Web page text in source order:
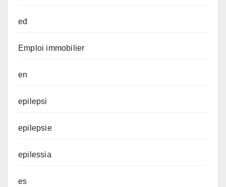
ed
Emploi immobilier
en
epilepsi
epilepsie
epilessia
es